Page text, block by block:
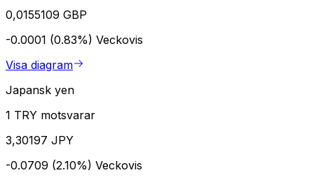
0,0155109 GBP
-0.0001 (0.83%) Veckovis
Visa diagram
Japansk yen
1 TRY motsvarar
3,30197 JPY
-0.0709 (2.10%) Veckovis